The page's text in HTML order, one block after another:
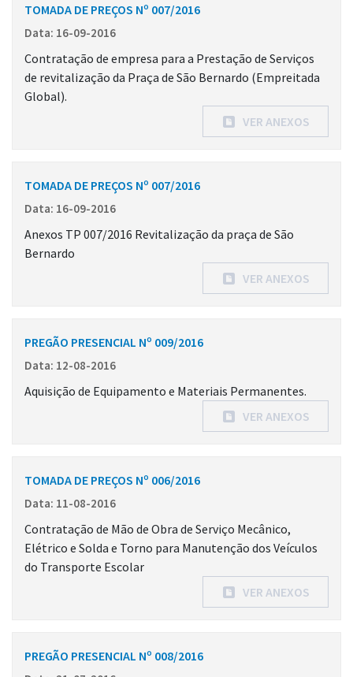
TOMADA DE PREÇOS Nº 007/2016
Data: 16-09-2016
Contratação de empresa para a Prestação de Serviços
de revitalização da Praça de São Bernardo (Empreitada
Global).
VER ANEXOS
TOMADA DE PREÇOS Nº 007/2016
Data: 16-09-2016
Anexos TP 007/2016 Revitalização da praça de São
Bernardo
VER ANEXOS
PREGÃO PRESENCIAL Nº 009/2016
Data: 12-08-2016
Aquisição de Equipamento e Materiais Permanentes.
VER ANEXOS
TOMADA DE PREÇOS Nº 006/2016
Data: 11-08-2016
Contratação de Mão de Obra de Serviço Mecânico,
Elétrico e Solda e Torno para Manutenção dos Veículos
do Transporte Escolar
VER ANEXOS
PREGÃO PRESENCIAL Nº 008/2016